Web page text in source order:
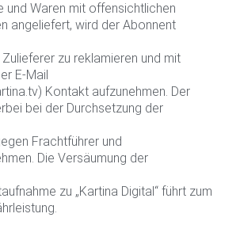
und Waren mit offensichtlichen
angeliefert, wird der Abonnent
zu reklamieren und mit
E-Mail
Kontakt aufzunehmen. Der
bei der Durchsetzung der
Frachtführer und
Die Versäumung der
zu „Kartina Digital“ führt zum